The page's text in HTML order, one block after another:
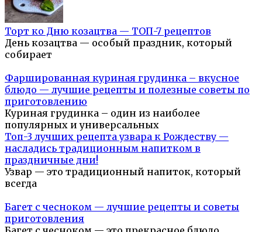
Торт ко Дню козацтва — ТОП-7 рецептов
День козацтва — особый праздник, который
собирает
Фаршированная куриная грудинка – вкусное
блюдо — лучшие рецепты и полезные советы по
приготовлению
Куриная грудинка – один из наиболее
популярных и универсальных
Топ-3 лучших рецепта узвара к Рождеству —
насладись традиционным напитком в
праздничные дни!
Узвар — это традиционный напиток, который
всегда
Багет с чесноком — лучшие рецепты и советы
приготовления